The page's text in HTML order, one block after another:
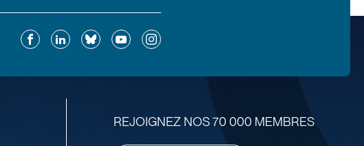
FacebookLinkedInBlueskyYouTubeInstagram
REJOIGNEZ NOS 70 000 MEMBRES